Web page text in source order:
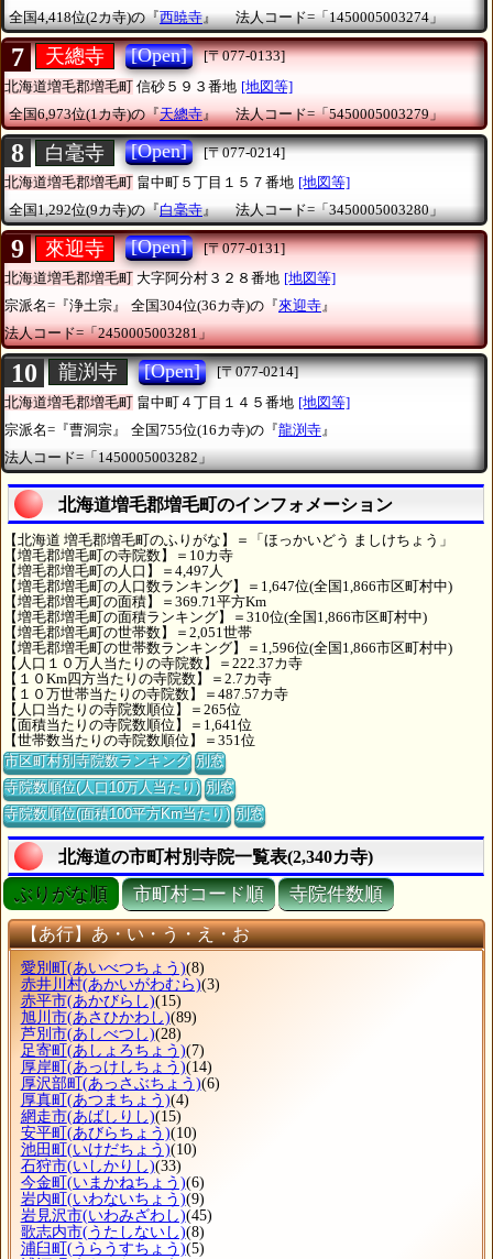
全国4,418位(2カ寺)の『西暁寺』 法人コード=「1450005003274」
7 天總寺 [Open]
[〒077-0133]
北海道増毛郡増毛町 信砂５９３番地 [地図等]
全国6,973位(1カ寺)の『天總寺』 法人コード=「5450005003279」
8 白毫寺 [Open]
[〒077-0214]
北海道増毛郡増毛町 畠中町５丁目１５７番地 [地図等]
全国1,292位(9カ寺)の『白毫寺』 法人コード=「3450005003280」
9 來迎寺 [Open]
[〒077-0131]
北海道増毛郡増毛町 大字阿分村３２８番地 [地図等]
宗派名=『浄土宗』
全国304位(36カ寺)の『來迎寺』
法人コード=「2450005003281」
10 龍渕寺 [Open]
[〒077-0214]
北海道増毛郡増毛町 畠中町４丁目１４５番地 [地図等]
宗派名=『曹洞宗』
全国755位(16カ寺)の『龍渕寺 』
法人コード=「1450005003282」
北海道増毛郡増毛町のインフォメーション
【北海道 増毛郡増毛町のふりがな】＝「ほっかいどう ましけちょう」
【増毛郡増毛町の寺院数】＝10カ寺
【増毛郡増毛町の人口】＝4,497人
【増毛郡増毛町の人口数ランキング】＝1,647位(全国1,866市区町村中)
【増毛郡増毛町の面積】＝369.71平方Km
【増毛郡増毛町の面積ランキング】＝310位(全国1,866市区町村中)
【増毛郡増毛町の世帯数】＝2,051世帯
【増毛郡増毛町の世帯数ランキング】＝1,596位(全国1,866市区町村中)
【人口１０万人当たりの寺院数】＝222.37カ寺
【１０Km四方当たりの寺院数】＝2.7カ寺
【１０万世帯当たりの寺院数】＝487.57カ寺
【人口当たりの寺院数順位】＝265位
【面積当たりの寺院数順位】＝1,641位
【世帯数当たりの寺院数順位】＝351位
市区町村別寺院数ランキング 別窓
寺院数順位(人口10万人当たり) 別窓
寺院数順位(面積100平方Km当たり) 別窓
北海道の市町村別寺院一覧表(2,340カ寺)
ぶりがな順 市町村コード順 寺院件数順
【あ行】あ・い・う・え・お
愛別町 (あいべつちょう)(8)
赤井川村(あかいがわむら)(3)
赤平市(あかびらし)(15)
旭川市(あさひかわし)(89)
芦別市(あしべつし)(28)
足寄町 (あしょろちょう)(7)
厚岸町 (あっけしちょう)(14)
厚沢部町 (あっさぶちょう)(6)
厚真町 (あつまちょう)(4)
網走市(あばしりし)(15)
安平町 (あびらちょう)(10)
池田町 (いけだちょう)(10)
石狩市(いしかりし)(33)
今金町 (いまかねちょう)(6)
岩内町 (いわないちょう)(9)
岩見沢市(いわみざわし)(45)
歌志内市(うたしないし)(8)
浦臼町 (うらうすちょう)(5)